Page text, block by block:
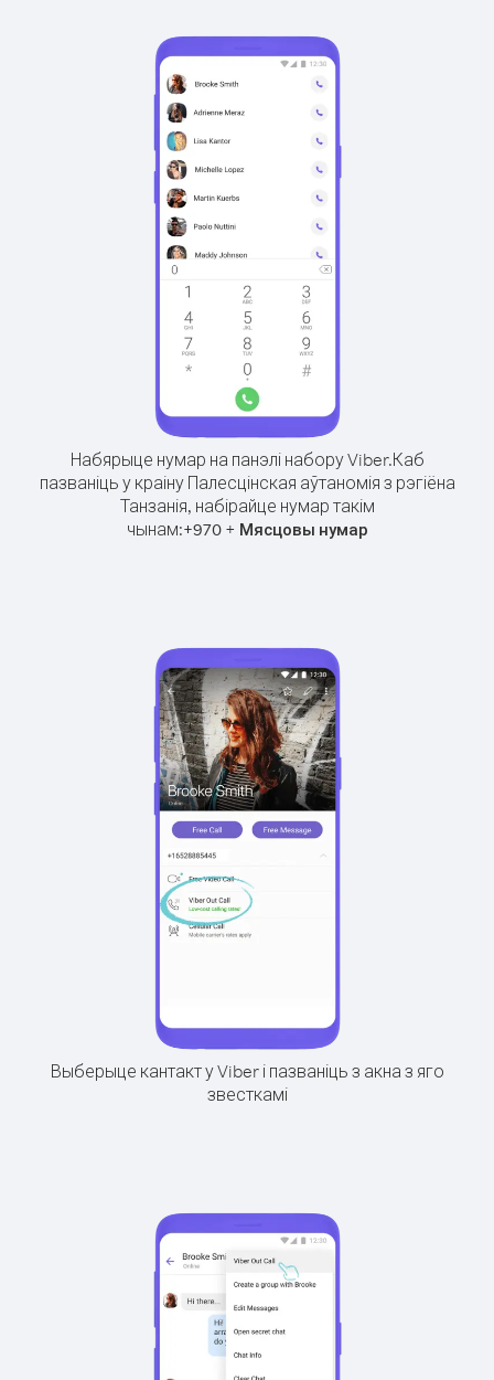
Набярыце нумар на панэлі набору Viber.Каб
пазваніць у краіну Палесцінская аўтаномія з рэгіёна
Танзанія, набірайце нумар такім
чынам:+970+ Мясцовы нумар
Выберыце кантакт у Viber і пазваніць з акна з яго
звесткамі